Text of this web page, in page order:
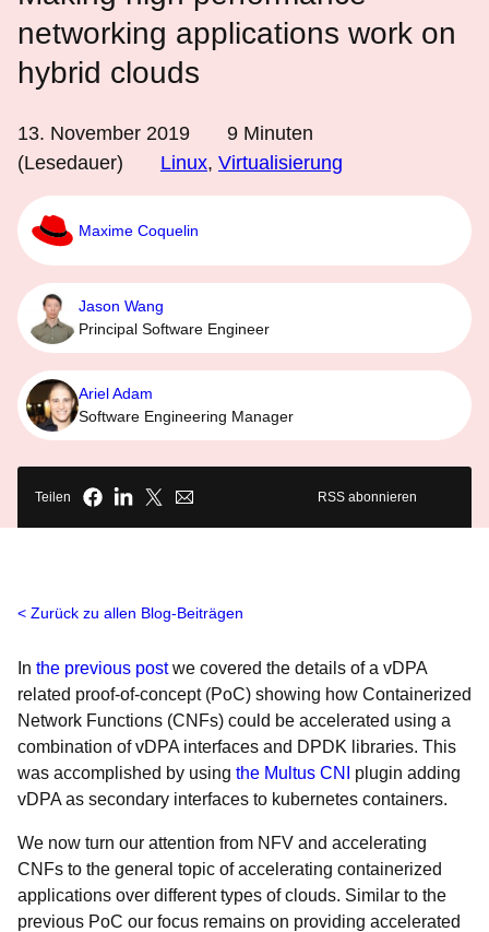
networking applications work on
hybrid clouds
13. November 2019 9 Minuten
(Lesedauer)
Linux, Virtualisierung
Maxime Coquelin
Jason Wang
Principal Software Engineer
Ariel Adam
Software Engineering Manager
Teilen RSS abonnieren
Zurück zu allen Blog-Beiträgen
In the previous postwe covered the details of a vDPA
related proof-of-concept (PoC) showing how Containerized
Network Functions (CNFs) could be accelerated using a
combination of vDPA interfaces and DPDK libraries. This
was accomplished by using the Multus CNI
plugin adding
vDPA as secondary interfaces to kubernetes containers.
We now turn our attention from NFV and accelerating
CNFs to the general topic of accelerating containerized
applications over different types of clouds. Similar to the
previous PoC our focus remains on providing accelerated